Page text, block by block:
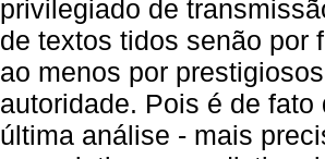
privilegiado de
de textos tidos senão por
ao menos por
autoridade. Pois é de
última análise - mais